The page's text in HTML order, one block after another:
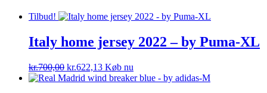
Tilbud!
Italy home jersey 2022 – by Puma-XL
kr.700,00 Den
oprindelige
kr.622,13Den
aktuelle
Køb nu